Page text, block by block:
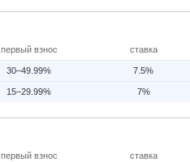
первый взнос ставка
30–49.99% 7.5%
15–29.99% 7%
первый взнос ставка